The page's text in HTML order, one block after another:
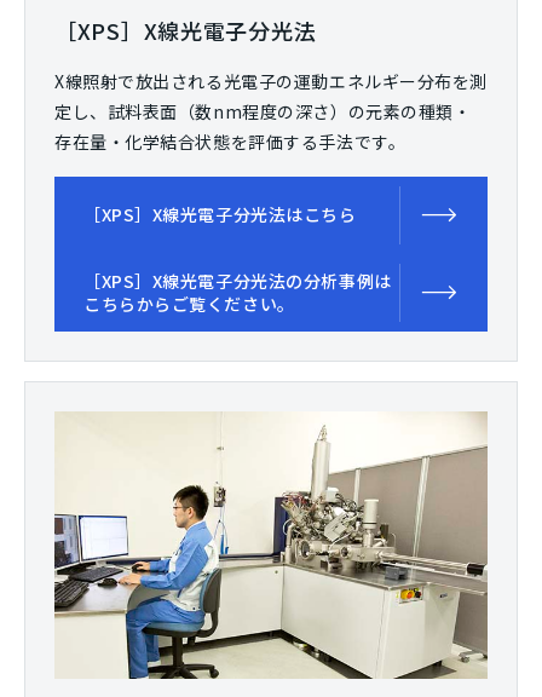
［XPS］X線光電子分光法
X線照射で放出される光電子の運動エネルギー分布を測
定し、試料表面（数nm程度の深さ）の元素の種類・
存在量・化学結合状態を評価する手法です。
［XPS］X線光電子分光法はこちら
［XPS］X線光電子分光法の分析事例は
こちらからご覧ください。